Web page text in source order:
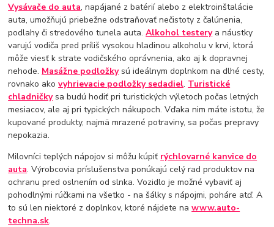
Vysávače do auta, napájané z batérií alebo z elektroinštalácie
auta, umožňujú priebežne odstraňovať nečistoty z čalúnenia,
podlahy či stredového tunela auta.Alkohol testerya náustky
varujú vodiča pred príliš vysokou hladinou alkoholu v krvi, ktorá
môže viesť k strate vodičského oprávnenia, ako aj k dopravnej
nehode. Masážne podložkysú ideálnym doplnkom na dlhé cesty,
rovnako akovyhrievacie podložky sedadiel. Turistické
chladničkysa budú hodiť pri turistických výletoch počas letných
mesiacov, ale aj pri typických nákupoch. Vďaka nim máte istotu, že
kupované produkty, najmä mrazené potraviny, sa počas prepravy
nepokazia.
Milovníci teplých nápojov si môžu kúpiť rýchlovarné kanvice do
auta. Výrobcovia príslušenstva ponúkajú celý rad produktov na
ochranu pred oslnením od slnka. Vozidlo je možné vybaviť aj
pohodlnými rúčkami na všetko - na šálky s nápojmi, poháre atď. A
to sú len niektoré z doplnkov, ktoré nájdete nawww.auto-
techna.sk.